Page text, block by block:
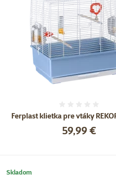
Ferplast klietka pre vtáky
Cena
59,99 €
Skladom